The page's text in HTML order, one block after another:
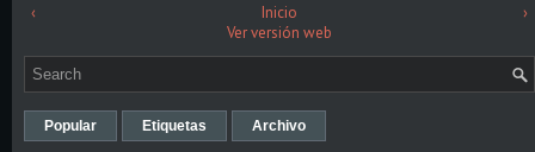
‹ ›
Inicio
Ver versión web
Popular Etiquetas Archivo